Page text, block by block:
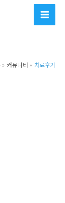
커뮤니티 치료후기